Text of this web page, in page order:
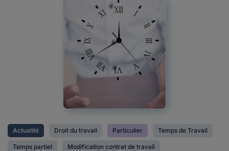
Actualité Droit du travail Particulier Temps de Travail
Temps partiel Modification contrat de travail